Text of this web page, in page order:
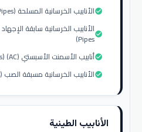
الأنابيب الخرسانية المسلحة (Reinforced Concrete Pipes)check_circle
Pipes)check_circle
أنابيب الأسمنت الأسبستي (AC) (Asbestos-Cement Pipes)check_circle
الأنابيب الخرسانية مسبقة الصب (Precast Concrete Pipes)check_circle
الأنابيب الطينية